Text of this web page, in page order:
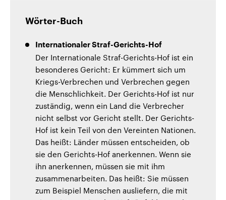
Wörter-Buch
Internationaler Straf-Gerichts-Hof
Der Internationale Straf-Gerichts-Hof ist ein
besonderes Gericht: Er kümmert sich um
Kriegs-Verbrechen und Verbrechen gegen
die Menschlichkeit. Der Gerichts-Hof ist nur
zuständig, wenn ein Land die Verbrecher
nicht selbst vor Gericht stellt. Der Gerichts-
Hof ist kein Teil von den Vereinten Nationen.
Das heißt: Länder müssen entscheiden, ob
sie den Gerichts-Hof anerkennen. Wenn sie
ihn anerkennen, müssen sie mit ihm
zusammenarbeiten. Das heißt: Sie müssen
zum Beispiel Menschen ausliefern, die mit